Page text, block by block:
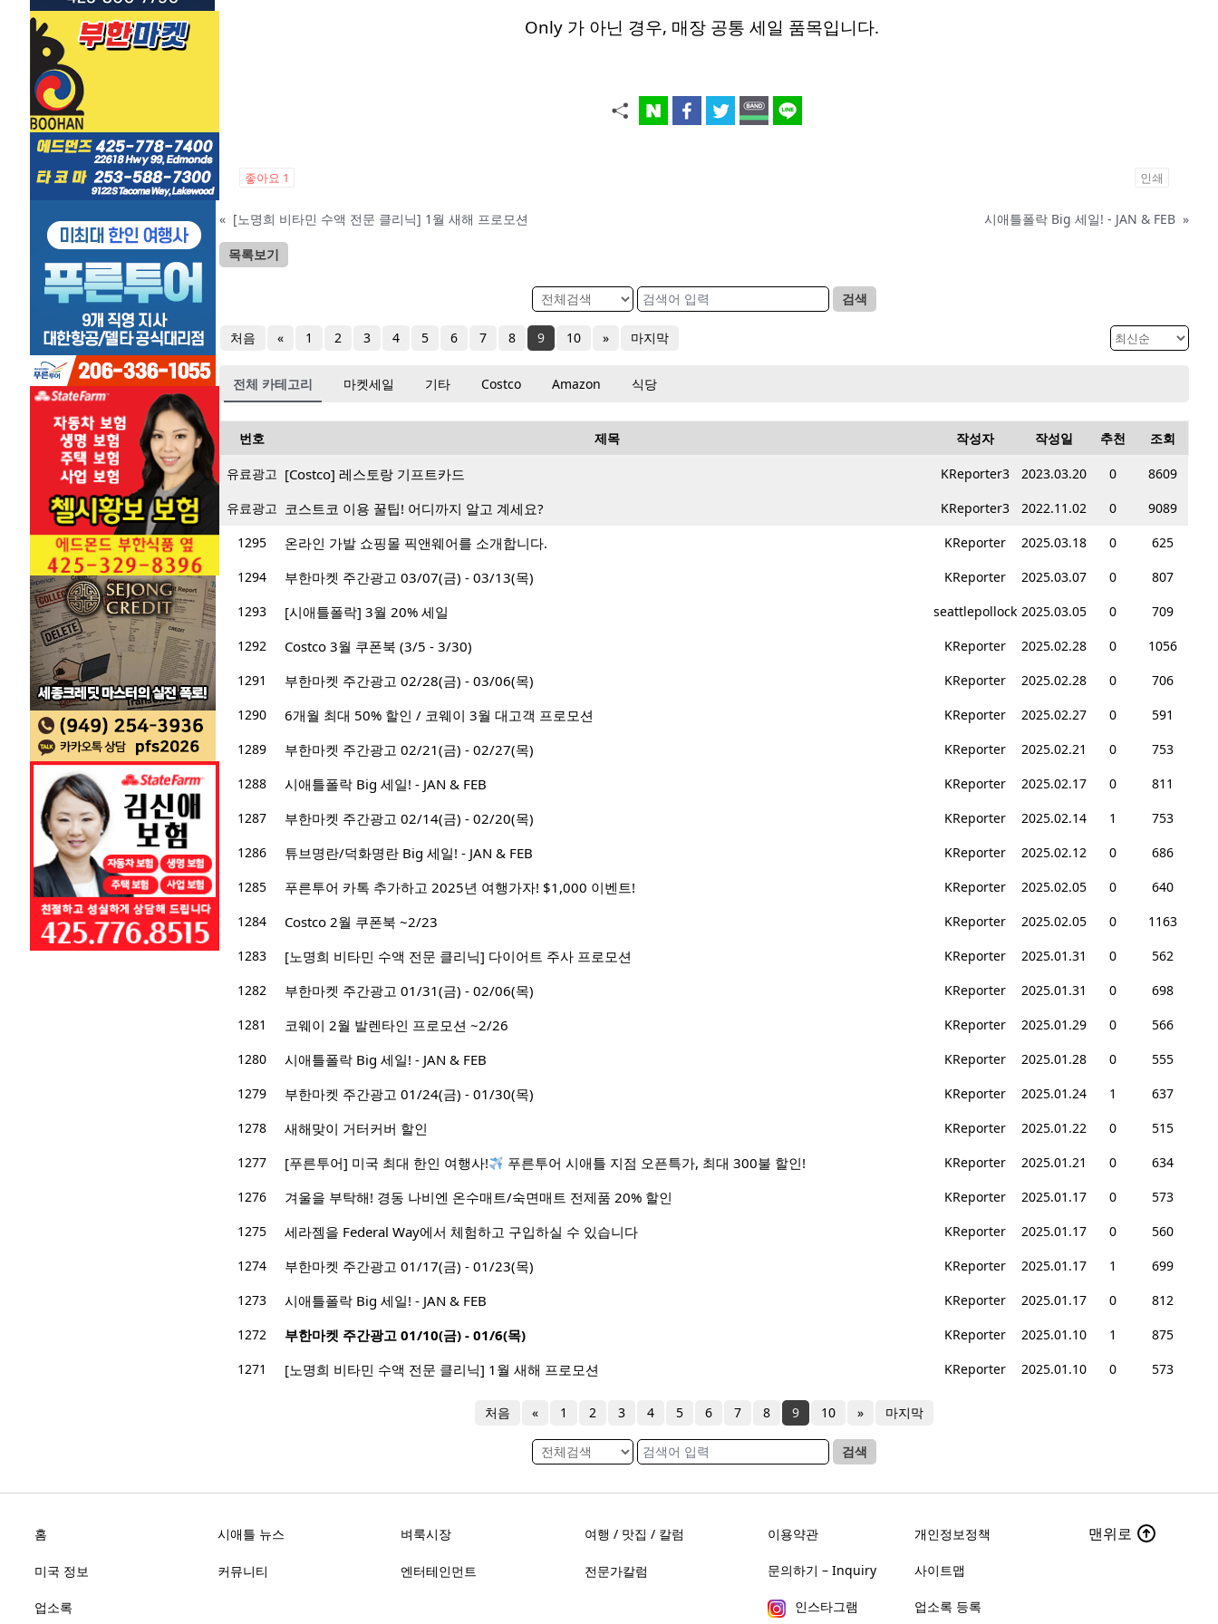
Only 가 아닌 경우, 매장 공통 세일 품목입니다.
좋아요 1 인쇄
« [노명희 비타민 수액 전문 클리닉] 1월 새해 프로모션 시애틀폴락 Big 세일! - JAN & FEB »
목록보기
검색
처음 « 1 2 3 4 5 6 7 8 9 10 » 마지막
전체 카테고리 마켓세일 기타 Costco Amazon 식당
번호 제목 작성자 작성일 추천 조회
유료광고 [Costco] 레스토랑 기프트카드 KReporter3 2023.03.20 0
8609
유료광고 코스트코 이용 꿀팁! 어디까지 알고 계세요? KReporter3 2022.11.02 0
9089
1295
온라인 가발 쇼핑몰 픽앤웨어를 소개합니다. KReporter 2025.03.18 0
625
1294
부한마켓 주간광고 03/07(금) - 03/13(목) KReporter 2025.03.07 0
807
1293
[시애틀폴락] 3월 20% 세일 seattlepollock 2025.03.05 0
709
1292
Costco 3월 쿠폰북 (3/5 - 3/30) KReporter 2025.02.28 0
1056
1291
부한마켓 주간광고 02/28(금) - 03/06(목) KReporter 2025.02.28 0
706
1290
6개월 최대 50% 할인 / 코웨이 3월 대고객 프로모션 KReporter 2025.02.27 0
591
1289
부한마켓 주간광고 02/21(금) - 02/27(목) KReporter 2025.02.21 0
753
1288
시애틀폴락 Big 세일! - JAN & FEB KReporter 2025.02.17 0
811
1287
부한마켓 주간광고 02/14(금) - 02/20(목) KReporter 2025.02.14 1
753
1286
튜브명란/덕화명란 Big 세일! - JAN & FEB KReporter 2025.02.12 0
686
1285
푸른투어 카톡 추가하고 2025년 여행가자! $1,000 이벤트! KReporter 2025.02.05 0
640
1284
Costco 2월 쿠폰북 ~2/23 KReporter 2025.02.05 0
1163
1283
[노명희 비타민 수액 전문 클리닉] 다이어트 주사 프로모션 KReporter 2025.01.31 0
562
1282
부한마켓 주간광고 01/31(금) - 02/06(목) KReporter 2025.01.31 0
698
1281
코웨이 2월 발렌타인 프로모션 ~2/26 KReporter 2025.01.29 0
566
1280
시애틀폴락 Big 세일! - JAN & FEB KReporter 2025.01.28 0
555
1279
부한마켓 주간광고 01/24(금) - 01/30(목) KReporter 2025.01.24 1
637
1278
새해맞이 거터커버 할인 KReporter 2025.01.22 0
515
1277
[푸른투어] 미국 최대 한인 여행사! 푸른투어 시애틀 지점 오픈특가, 최대 300불 할인! KReporter 2025.01.21 0
634
1276
겨울을 부탁해! 경동 나비엔 온수매트/숙면매트 전제품 20% 할인 KReporter 2025.01.17 0
573
1275
세라젬을 Federal Way에서 체험하고 구입하실 수 있습니다 KReporter 2025.01.17 0
560
1274
부한마켓 주간광고 01/17(금) - 01/23(목) KReporter 2025.01.17 1
699
1273
시애틀폴락 Big 세일! - JAN & FEB KReporter 2025.01.17 0
812
1272
부한마켓 주간광고 01/10(금) - 01/6(목) KReporter 2025.01.10 1
875
1271
[노명희 비타민 수액 전문 클리닉] 1월 새해 프로모션 KReporter 2025.01.10 0 573
처음 « 1 2 3 4 5 6 7 8 9 10 » 마지막
검색
홈 시애틀 뉴스 벼룩시장 여행 / 맛집 / 칼럼
미국 정보 커뮤니티 엔터테인먼트 전문가칼럼
업소록
이용약관 개인정보정책
문의하기 – Inquiry 사이트맵
인스타그램 업소록 등록
맨위로